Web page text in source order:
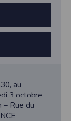
au
3 octobre
– Rue du